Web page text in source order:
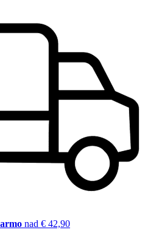
nad € 42,90